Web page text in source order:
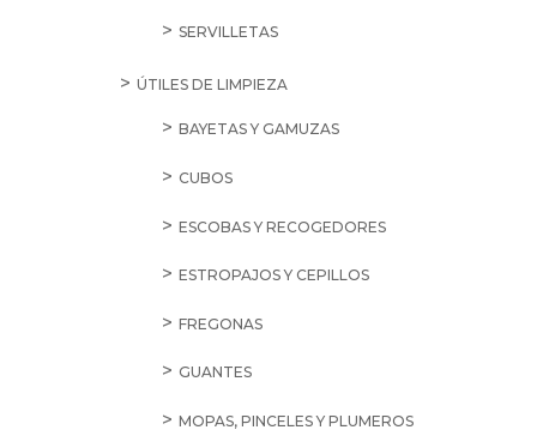
SERVILLETAS
ÚTILES DE LIMPIEZA
BAYETAS Y GAMUZAS
CUBOS
ESCOBAS Y RECOGEDORES
ESTROPAJOS Y CEPILLOS
FREGONAS
GUANTES
MOPAS, PINCELES Y PLUMEROS